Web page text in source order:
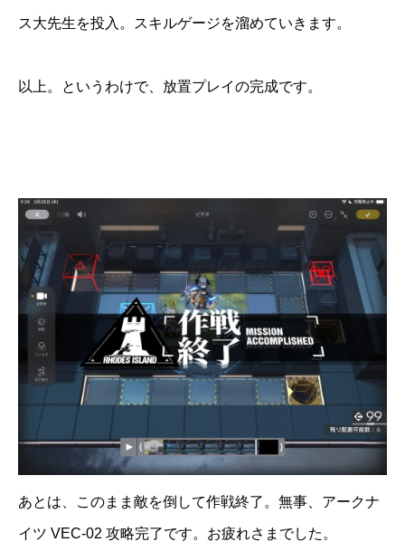
ス大先生を投入。スキルゲージを溜めていきます。
以上。というわけで、放置プレイの完成です。
あとは、このまま敵を倒して作戦終了。無事、アークナ
イツ VEC-02 攻略完了です。お疲れさまでした。